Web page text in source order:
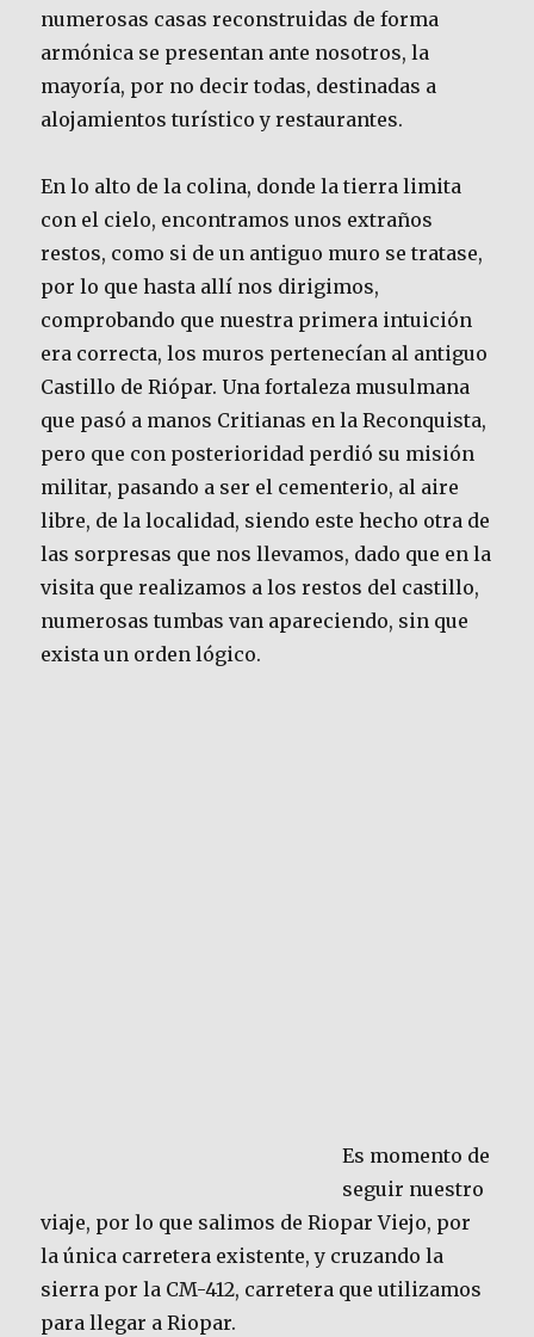
numerosas casas reconstruidas de forma
armónica se presentan ante nosotros, la
mayoría, por no decir todas, destinadas a
alojamientos turístico y restaurantes.
En lo alto de la colina, donde la tierra limita
con el cielo, encontramos unos extraños
restos, como si de un antiguo muro se tratase,
por lo que hasta allí nos dirigimos,
comprobando que nuestra primera intuición
era correcta, los muros pertenecían al antiguo
Castillo de Riópar. Una fortaleza musulmana
que pasó a manos Critianas en la Reconquista,
pero que con posterioridad perdió su misión
militar, pasando a ser el cementerio, al aire
libre, de la localidad, siendo este hecho otra de
las sorpresas que nos llevamos, dado que en la
visita que realizamos a los restos del castillo,
numerosas tumbas van apareciendo, sin que
exista un orden lógico.
Es momento de
seguir nuestro
viaje, por lo que salimos de Riopar Viejo, por
la única carretera existente, y cruzando la
sierra por la CM-412, carretera que utilizamos
para llegar a Riopar.